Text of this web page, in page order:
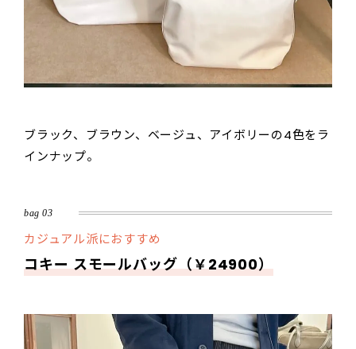
ブラック、ブラウン、ベージュ、アイボリーの4色をラ
インナップ。
bag 03
カジュアル派におすすめ
コキー スモールバッグ（￥24900）